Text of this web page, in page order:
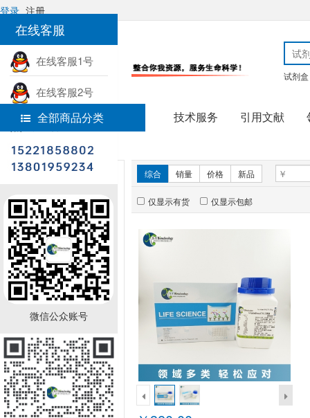
在线客服
在线客服1号
在线客服2号
热线电话
微信公众账号
登录 注册
试剂盒
全部商品分类 技术服务 引用文献
首页
实验试剂
新品推荐
暂无推荐商品
销量排行
角质细胞培养基 KM
￥2280.00
综合 销量 价格 新品
仅显示有货 仅显示包邮